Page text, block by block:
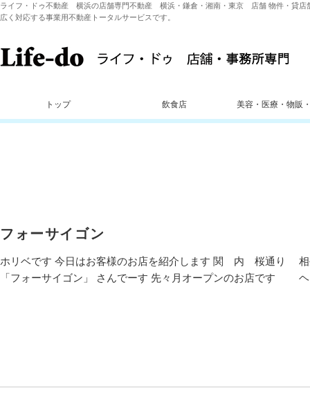
ライフ・ドゥ不動産 横浜の店舗専門不動産 横浜・鎌倉・湘南・東京 店舗 物件・貸店
広く対応する事業用不動産トータルサービスです。
トップ 飲食店 美容・医療・物販
フォーサイゴン
ホリベです 今日はお客様のお店を紹介します 関 内 桜通
「フォーサイゴン」 さんでーす 先々月オープンのお店です